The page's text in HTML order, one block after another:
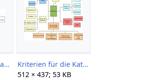
Kategorisierung nach Benutzerrolle2.jpg
Kriterien für die Kategorisierung.jpg
512 × 437; 53 KB